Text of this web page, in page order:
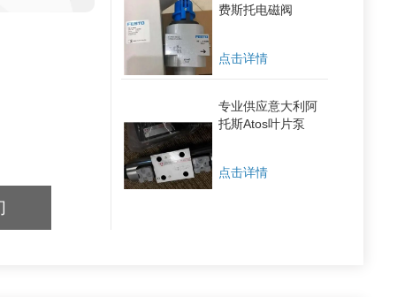
费斯托电磁阀
点击详情
专业供应意大利阿
托斯Atos叶片泵
点击详情